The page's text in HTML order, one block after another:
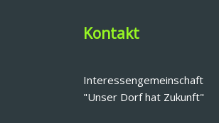
Kontakt
Interessengemeinschaft
"Unser Dorf hat Zukunft"